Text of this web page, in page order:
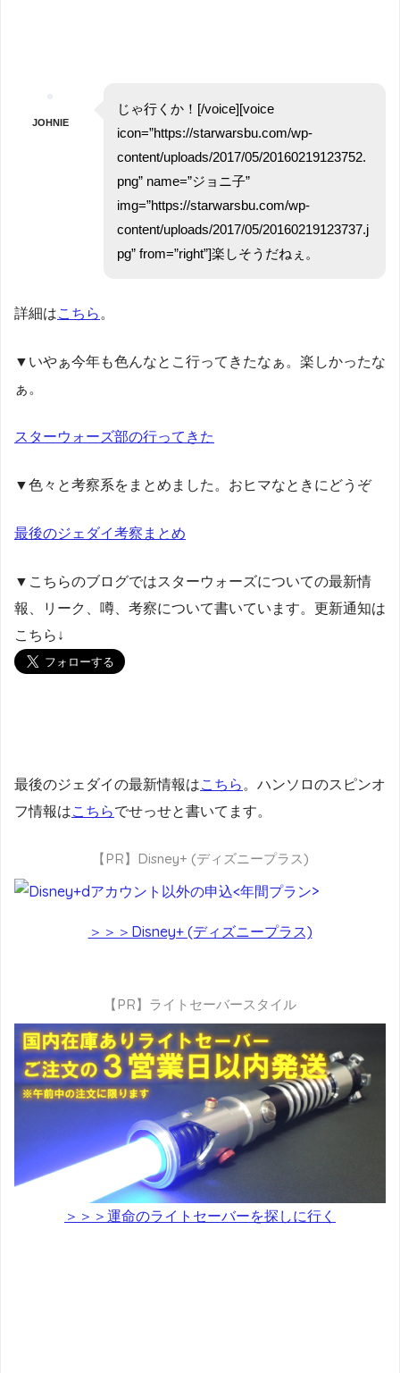
JOHNIE
じゃ行くか！[/voice][voice
icon=”https://starwarsbu.com/wp-
content/uploads/2017/05/20160219123752.
png” name=”ジョニ子”
img=”https://starwarsbu.com/wp-
content/uploads/2017/05/20160219123737.j
pg” from=”right”]楽しそうだねぇ。
詳細はこちら 。
▼いやぁ今年も色んなとこ行ってきたなぁ。楽しかったな
ぁ。
スターウォーズ部の行ってきた
▼色々と考察系をまとめました。おヒマなときにどうぞ
最後のジェダイ考察まとめ
▼こちらのブログではスターウォーズについての最新情
報、リーク、噂、考察について書いています。更新通知は
こちら↓
最後のジェダイの最新情報はこちら 。ハンソロのスピンオ
フ情報はこちらでせっせと書いてます。
【PR】Disney+ (ディズニープラス)
＞＞＞Disney+ (ディズニープラス)
【PR】ライトセーバースタイル
＞＞＞運命のライトセーバーを探しに行く